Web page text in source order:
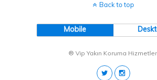
Back to top
Mobile
® Vip Yakın Koruma